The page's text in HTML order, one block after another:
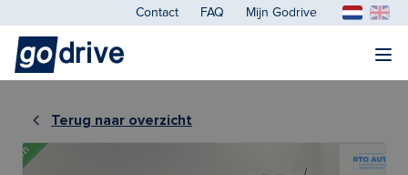
Contact FAQ Mijn Godrive
Terug naar overzicht